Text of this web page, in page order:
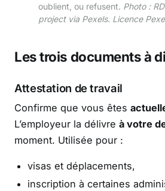
oublient, ou refusent. Photo :
project via Pexels. Licence
Les trois documents à
Attestation de travail
Confirme que vous êtes
L’employeur la délivre à votre
moment. Utilisée pour :
visas et déplacements,
inscription à certaines